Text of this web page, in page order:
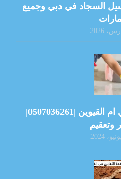
السجاد في دبي وجميع
شركة تعقيم منازل في ام القيوين |0507036261|
وتعقيم